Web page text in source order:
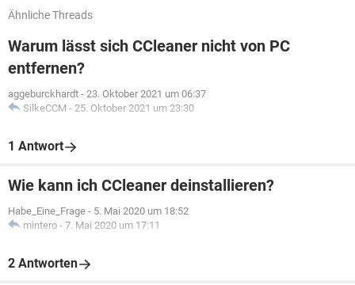
Ähnliche Threads
Warum lässt sich CCleaner nicht von PC
entfernen?
aggeburckhardt - 23. Oktober 2021 um 06:37
SilkeCCM - 25. Oktober 2021 um 23:30
1 Antwort
Wie kann ich CCleaner deinstallieren?
Habe_Eine_Frage - 5. Mai 2020 um 18:52
mintero - 7. Mai 2020 um 17:11
2 Antworten